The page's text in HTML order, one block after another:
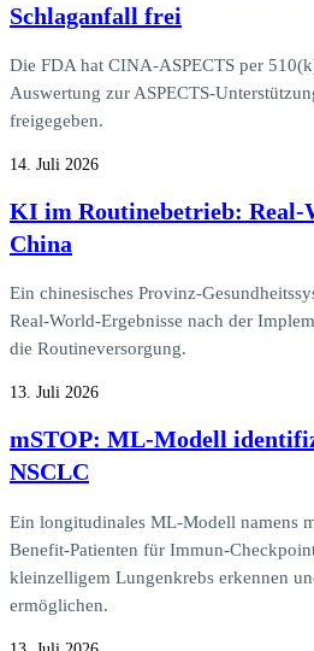
Schlaganfall frei
Die FDA hat CINA-ASPECTS per
Auswertung zur ASPECTS-
freigegeben.
14. Juli 2026
KI im Routinebetrieb: Real-
China
Ein chinesisches Provinz-
Real-World-Ergebnisse nach der
die Routineversorgung.
13. Juli 2026
mSTOP: ML-Modell
NSCLC
Ein longitudinales ML-Modell namens
Benefit-Patienten für Immun-
kleinzelligem Lungenkrebs erkennen
ermöglichen.